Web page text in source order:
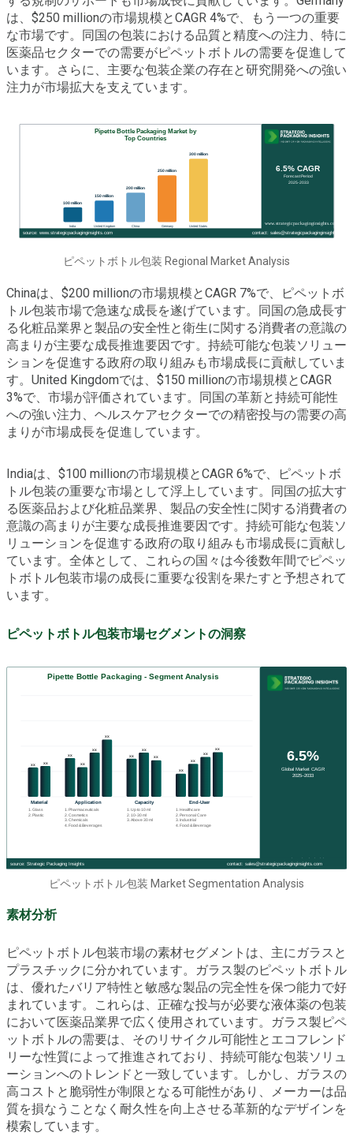
は、$250 millionの市場規模とCAGR 4%で、もう一つの重要
な市場です。同国の包装における品質と精度への注力、特に
医薬品セクターでの需要がピペットボトルの需要を促進して
います。さらに、主要な包装企業の存在と研究開発への強い
注力が市場拡大を支えています。
ピペットボトル包装 Regional Market Analysis
Chinaは、$200 millionの市場規模とCAGR 7%で、ピペットボ
トル包装市場で急速な成長を遂げています。同国の急成長す
る化粧品業界と製品の安全性と衛生に関する消費者の意識の
高まりが主要な成長推進要因です。持続可能な包装ソリュー
ションを促進する政府の取り組みも市場成長に貢献していま
す。United Kingdomでは、$150 millionの市場規模とCAGR
3%で、市場が評価されています。同国の革新と持続可能性
への強い注力、ヘルスケアセクターでの精密投与の需要の高
まりが市場成長を促進しています。
Indiaは、$100 millionの市場規模とCAGR 6%で、ピペットボ
トル包装の重要な市場として浮上しています。同国の拡大す
る医薬品および化粧品業界、製品の安全性に関する消費者の
意識の高まりが主要な成長推進要因です。持続可能な包装ソ
リューションを促進する政府の取り組みも市場成長に貢献し
ています。全体として、これらの国々は今後数年間でピペッ
トボトル包装市場の成長に重要な役割を果たすと予想されて
います。
ピペットボトル包装市場セグメントの洞察
ピペットボトル包装 Market Segmentation Analysis
素材分析
ピペットボトル包装市場の素材セグメントは、主にガラスと
プラスチックに分かれています。ガラス製のピペットボトル
は、優れたバリア特性と敏感な製品の完全性を保つ能力で好
まれています。これらは、正確な投与が必要な液体薬の包装
において医薬品業界で広く使用されています。ガラス製ピペ
ットボトルの需要は、そのリサイクル可能性とエコフレンド
リーな性質によって推進されており、持続可能な包装ソリュ
ーションへのトレンドと一致しています。しかし、ガラスの
高コストと脆弱性が制限となる可能性があり、メーカーは品
質を損なうことなく耐久性を向上させる革新的なデザインを
模索しています。